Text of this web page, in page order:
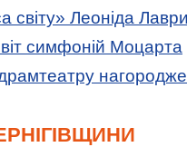
світу» Леоніда
симфоній Моцарта
драмтеатру